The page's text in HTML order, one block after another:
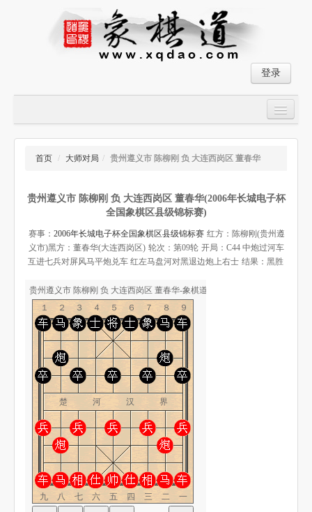
登录
大师对局
象棋棋谱
残局破解
象棋小游戏
首页 / 大师对局 / 贵州遵义市 陈柳刚 负 大连西岗区 董春华
贵州遵义市 陈柳刚 负 大连西岗区 董春华(2006年长城电子杯
全国象棋区县级锦标赛)
赛事： 2006年长城电子杯全国象棋区县级锦标赛 红方：陈柳刚(贵州遵
义市)黑方：董春华(大连西岗区) 轮次：第09轮 开局：C44 中炮过河车
互进七兵对屏风马平炮兑车 红左马盘河对黑退边炮上右士 结果：黑胜
贵州遵义市 陈柳刚 负 大连西岗区 董春华-象棋道
１２３４５６７８９
楚 河 汉 界
九八七六五四三二一